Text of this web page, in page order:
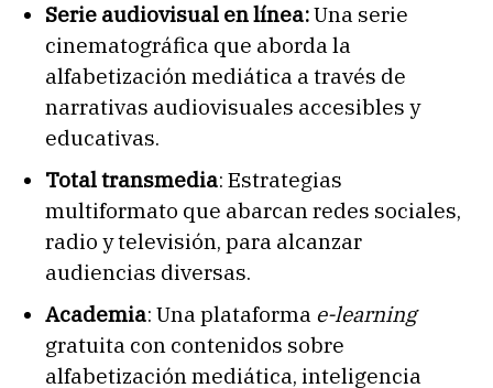
Serie audiovisual en línea:Una serie
cinematográfica que aborda la
alfabetización mediática a través de
narrativas audiovisuales accesibles y
educativas.
Total transmedia: Estrategias
multiformato que abarcan redes sociales,
radio y televisión, para alcanzar
audiencias diversas.
Academia: Una plataforma e-learning
gratuita con contenidos sobre
alfabetización mediática, inteligencia